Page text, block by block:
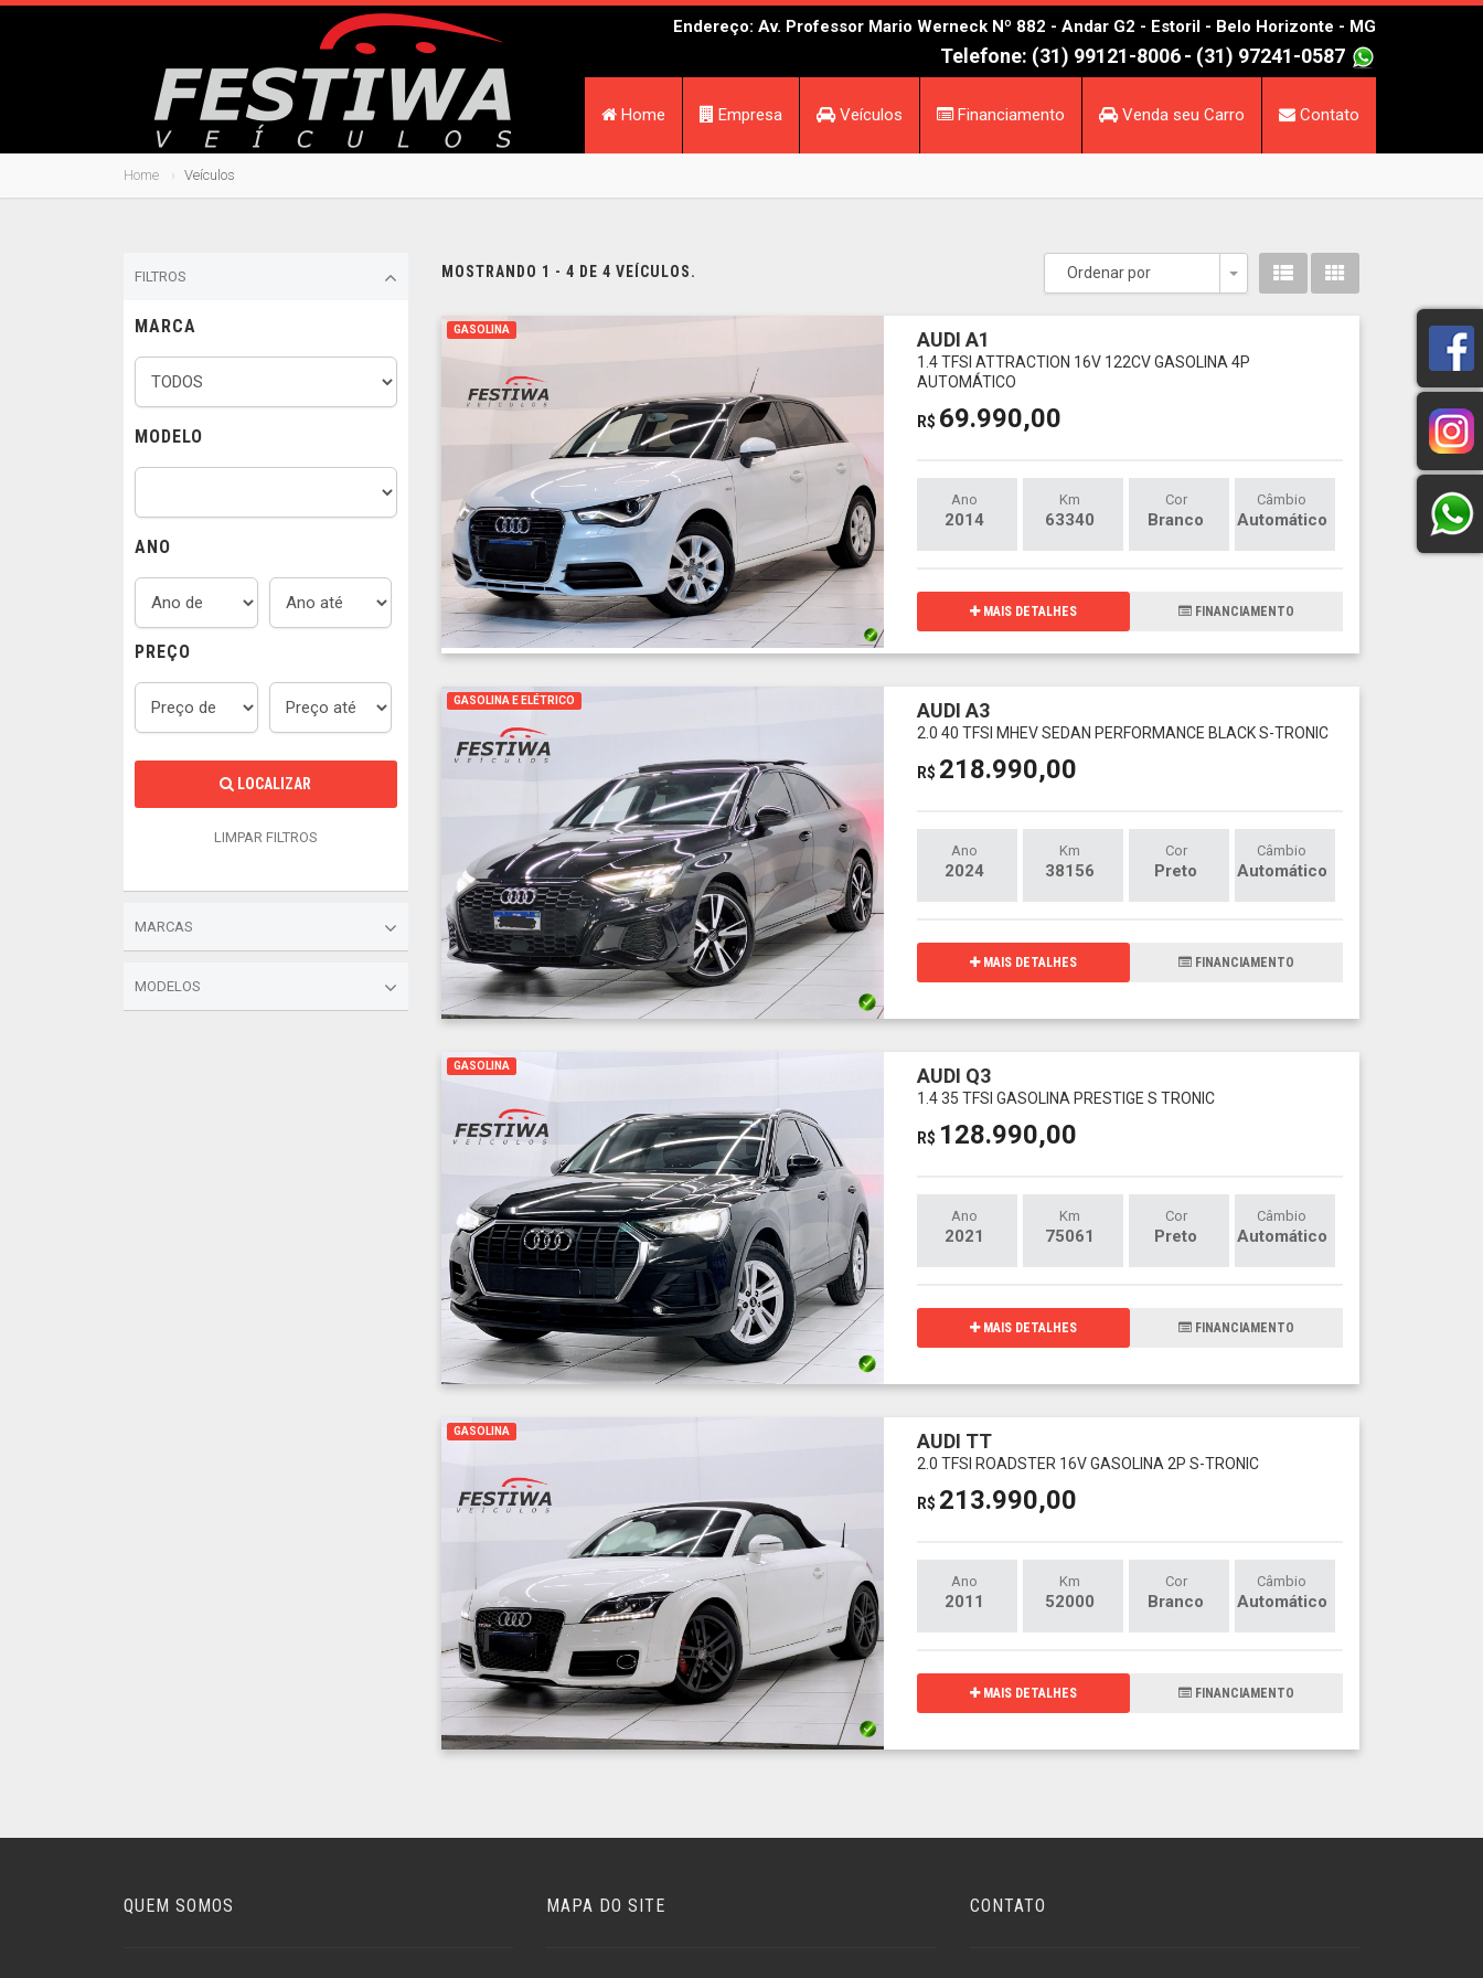
Endereço: Av. Professor Mario Werneck Nº 882 - Andar G2 - Estoril - Belo Horizonte - MG
Telefone: (31) 99121-8006- (31) 97241-0587
Home Empresa Veículos Financiamento Venda seu Carro Contato
Home Veículos
FILTROS
MARCA
MODELO
ANO
PREÇO
LOCALIZAR
LIMPAR FILTROS
MARCAS
MODELOS
MOSTRANDO 1 - 4 DE 4 VEÍCULOS. Ordenar por
Toggle Dropdown
GASOLINA AUDI A1
1.4 TFSI ATTRACTION 16V 122CV GASOLINA 4P
AUTOMÁTICO
R$ 69.990,00
Ano
2014
Km
63340
Cor
Branco
Câmbio
Automático
MAIS DETALHES FINANCIAMENTO
GASOLINA E ELÉTRICO AUDI A3
2.0 40 TFSI MHEV SEDAN PERFORMANCE BLACK S-TRONIC
R$ 218.990,00
Ano
2024
Km
38156
Cor
Preto
Câmbio
Automático
MAIS DETALHES FINANCIAMENTO
GASOLINA AUDI Q3
1.4 35 TFSI GASOLINA PRESTIGE S TRONIC
R$ 128.990,00
Ano
2021
Km
75061
Cor
Preto
Câmbio
Automático
MAIS DETALHES FINANCIAMENTO
GASOLINA AUDI TT
2.0 TFSI ROADSTER 16V GASOLINA 2P S-TRONIC
R$ 213.990,00
Ano
2011
Km
52000
Cor
Branco
Câmbio
Automático
MAIS DETALHES FINANCIAMENTO
QUEM SOMOS MAPA DO SITE CONTATO